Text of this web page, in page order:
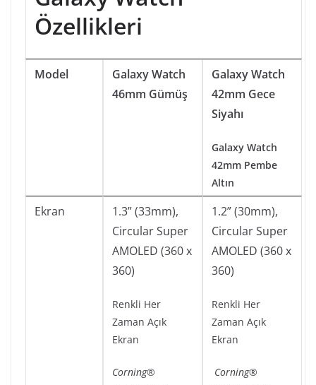
Özellikleri
Model
Galaxy Watch
46mm Gümüş
Galaxy Watch
42mm Gece
Siyahı
Galaxy Watch
42mm Pembe
Altın
Ekran
1.3” (33mm),
Circular Super
AMOLED (360 x
360)
Renkli Her
Zaman Açık
Ekran
Corning®
1.2” (30mm),
Circular Super
AMOLED (360 x
360)
Renkli Her
Zaman Açık
Ekran
Corning®